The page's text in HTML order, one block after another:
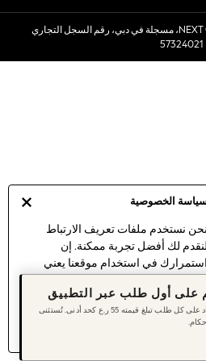
الخصوصية
نحن نستخدم ملفات تعريف الارتباط
لنقدم لك أفضل تجربة ممكنة. إن
استمرارك في استخدام موقعنا يعني
المزيد عن إدارة إعدادات ملفات
تعريف الارتباط (الكوكيز).
© 2026 NEXT General Trading FZE، مسجلة في دبي، رقم السجل التجاري
57324021
يُطبق العرض تلقائيًا في صفحة السداد على كل طلب تبلغ قيمته 55 ر.ع كحد أدنى. تُستثنى